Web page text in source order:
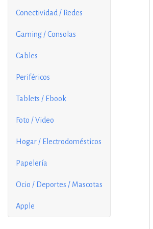
Conectividad / Redes
Gaming / Consolas
Cables
Periféricos
Tablets / Ebook
Foto / Video
Hogar / Electrodomésticos
Papelería
Ocio / Deportes / Mascotas
Apple